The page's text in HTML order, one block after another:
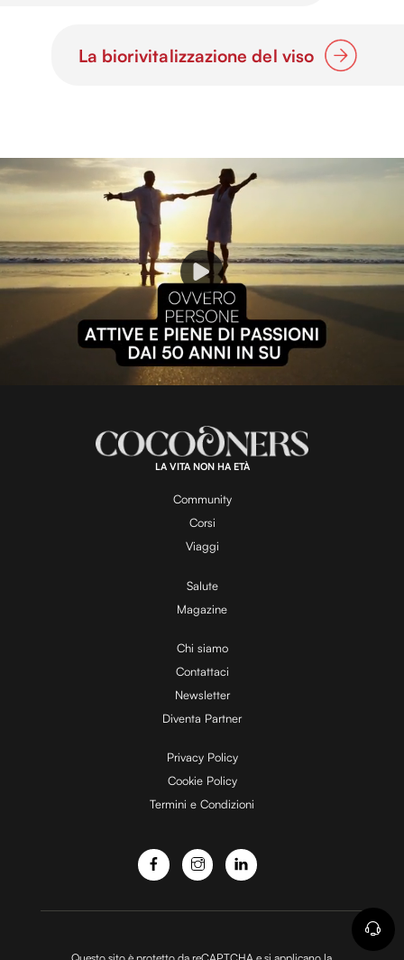
La biorivitalizzazione del viso
P
l
a
y
V
i
d
e
o
:
1
0
0
.
0
LA VITA NON HA ETÀ
Community
Corsi
Viaggi
Salute
Magazine
Chi siamo
Contattaci
Newsletter
Diventa Partner
Privacy Policy
Cookie Policy
Termini e Condizioni